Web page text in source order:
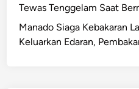
Tewas Tenggelam Saat
Manado Siaga Kebakaran
Keluarkan Edaran,